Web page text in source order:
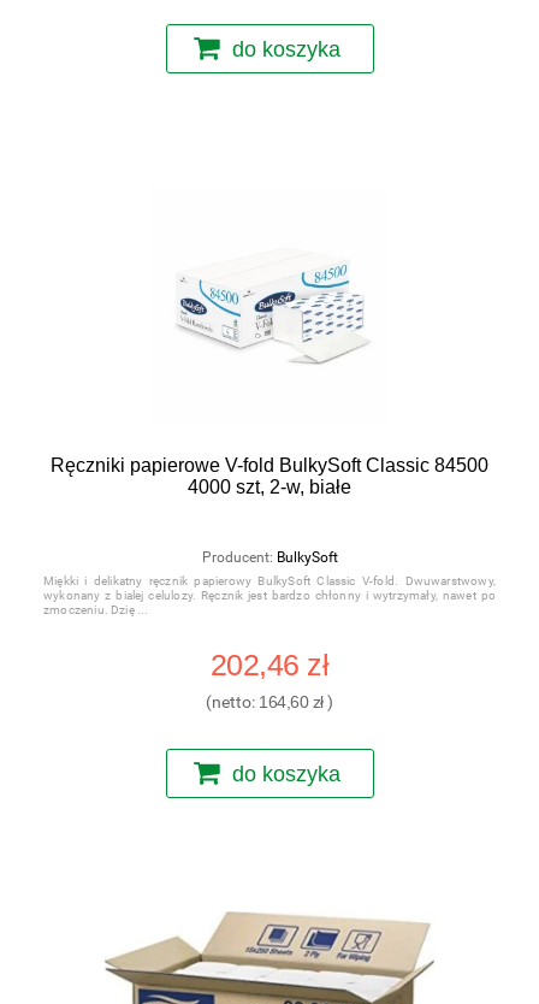
do koszyka
Ręczniki papierowe V-fold BulkySoft Classic 84500
4000 szt, 2-w, białe
Producent: BulkySoft
Miękki i delikatny ręcznik papierowy BulkySoft Classic V-fold. Dwuwarstwowy,
wykonany z bialej celulozy. Ręcznik jest bardzo chłonny i wytrzymały, nawet po
zmoczeniu. Dzię
202,46 zł
(netto: 164,60 zł)
do koszyka